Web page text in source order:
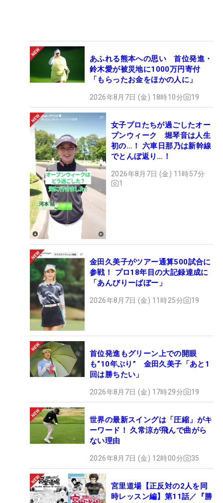
あふれる熊本への思い 首位発進・
鈴木愛が被災地に1000万円寄付
「もらったお金をほかの人に」
2026年8月7日 (金) 18時10分 19
女子プロたちが過ごしたオー
プンウィーク 堀琴音は人生
初の…！ 六車日那乃は新幹線
でとんぼ返り…！
2026年8月7日 (金) 11時57分
1
金田久美子がツアー通算500試合に
参戦！ プロ18年目の大記録達成に
「あんびりーばぼー」
2026年8月7日 (金) 11時25分 19
首位発進もグリーン上での開眼
も“10年ぶり” 金田久美子「あと1
回は勝ちたい」
2026年8月7日 (金) 17時29分 19
世界の最新スイングは「圧縮」がキ
ーワード！ 久常涼が飛んで曲がら
ない理由
2026年8月7日 (金) 12時00分 35
宮里道場【正反対の2人を同
時レッスン編】第11話／『勝